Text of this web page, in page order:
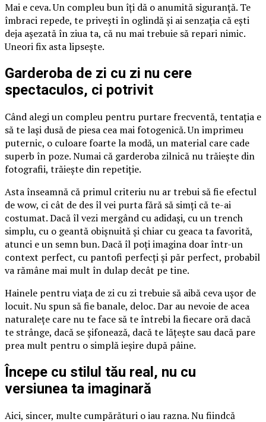
Mai e ceva. Un compleu bun îți dă o anumită siguranță. Te
îmbraci repede, te privești în oglindă și ai senzația că ești
deja așezată în ziua ta, că nu mai trebuie să repari nimic.
Uneori fix asta lipsește.
Garderoba de zi cu zi nu cere
spectaculos, ci potrivit
Când alegi un compleu pentru purtare frecventă, tentația e
să te lași dusă de piesa cea mai fotogenică. Un imprimeu
puternic, o culoare foarte la modă, un material care cade
superb în poze. Numai că garderoba zilnică nu trăiește din
fotografii, trăiește din repetiție.
Asta înseamnă că primul criteriu nu ar trebui să fie efectul
de wow, ci cât de des îl vei purta fără să simți că te-ai
costumat. Dacă îl vezi mergând cu adidași, cu un trench
simplu, cu o geantă obișnuită și chiar cu geaca ta favorită,
atunci e un semn bun. Dacă îl poți imagina doar într-un
context perfect, cu pantofi perfecți și păr perfect, probabil
va rămâne mai mult în dulap decât pe tine.
Hainele pentru viața de zi cu zi trebuie să aibă ceva ușor de
locuit. Nu spun să fie banale, deloc. Dar au nevoie de acea
naturalețe care nu te face să te întrebi la fiecare oră dacă
te strânge, dacă se șifonează, dacă te lățește sau dacă pare
prea mult pentru o simplă ieșire după pâine.
Începe cu stilul tău real, nu cu
versiunea ta imaginară
Aici, sincer, multe cumpărături o iau razna. Nu fiindcă